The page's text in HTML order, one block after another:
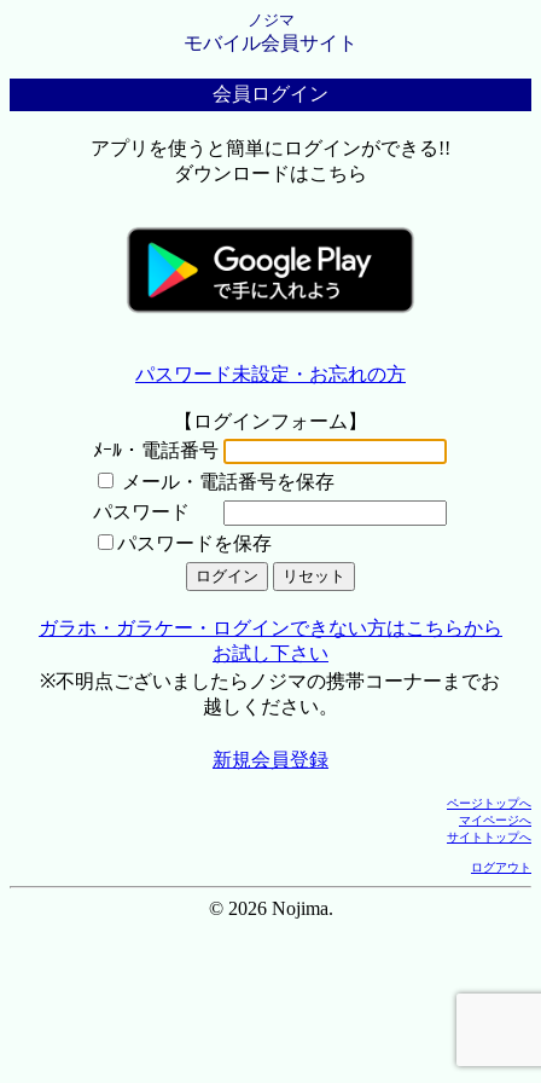
ノジマ
モバイル会員サイト
会員ログイン
アプリを使うと簡単にログインができる!!
ダウンロードはこちら
パスワード未設定・お忘れの方
【ログインフォーム】
ﾒｰﾙ・電話番号
メール・電話番号を保存
パスワード
パスワードを保存
ガラホ・ガラケー・ログインできない方はこちらから
お試し下さい
※不明点ございましたらノジマの携帯コーナーまでお
越しください。
新規会員登録
ページトップへ
マイページへ
サイトトップへ
ログアウト
© 2026 Nojima.